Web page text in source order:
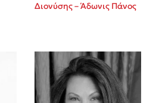
Διονύσης – Άδωνις Πάνος